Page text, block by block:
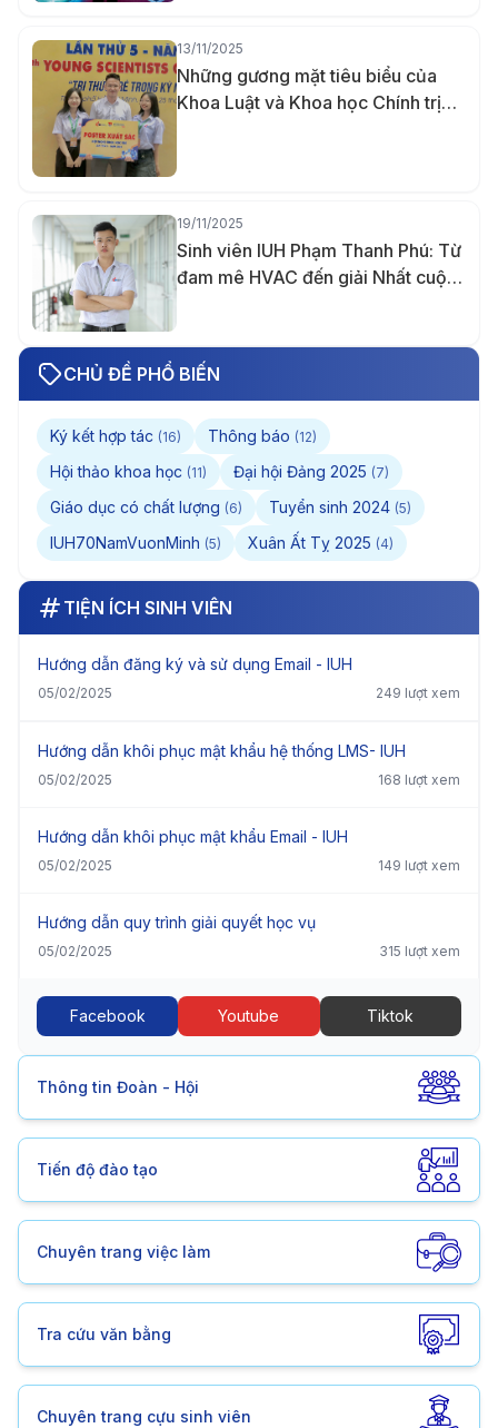
13/11/2025
Những gương mặt tiêu biểu của
Khoa Luật và Khoa học Chính trị
19/11/2025
Sinh viên IUH Phạm Thanh Phú: Từ
đam mê HVAC đến giải Nhất cuộc
tấm bằng Giỏi trước hạn
CHỦ ĐỀ PHỔ BIẾN
Ký kết hợp tác (16) Thông báo (12)
Hội thảo khoa học (11) Đại hội Đảng 2025 (7)
Giáo dục có chất lượng (6) Tuyển sinh 2024 (5)
IUH70NamVuonMinh (5) Xuân Ất Tỵ 2025 (4)
TIỆN ÍCH SINH VIÊN
Hướng dẫn đăng ký và sử dụng Email - IUH
05/02/2025 249 lượt xem
Hướng dẫn khôi phục mật khẩu hệ thống LMS- IUH
05/02/2025 168 lượt xem
Hướng dẫn khôi phục mật khẩu Email - IUH
05/02/2025 149 lượt xem
Hướng dẫn quy trình giải quyết học vụ
05/02/2025 315 lượt xem
Facebook Youtube Tiktok
Thông tin Đoàn - Hội
Tiến độ đào tạo
Chuyên trang việc làm
Tra cứu văn bằng
Chuyên trang cựu sinh viên